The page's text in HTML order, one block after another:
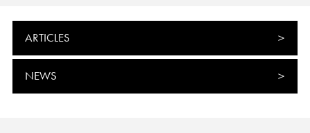
ARTICLES
NEWS